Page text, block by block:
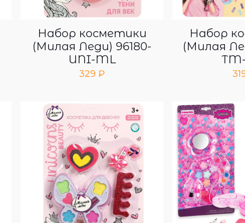
Набор косметики
(Милая Леди) 96180-
UNI-ML
329₽
Набор
(Милая